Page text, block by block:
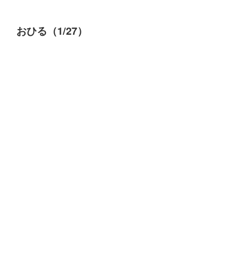
おひる（1/27）